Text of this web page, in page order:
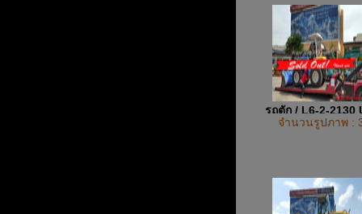
รถตัก / L6-2-2130
จำนวนรูปภาพ :